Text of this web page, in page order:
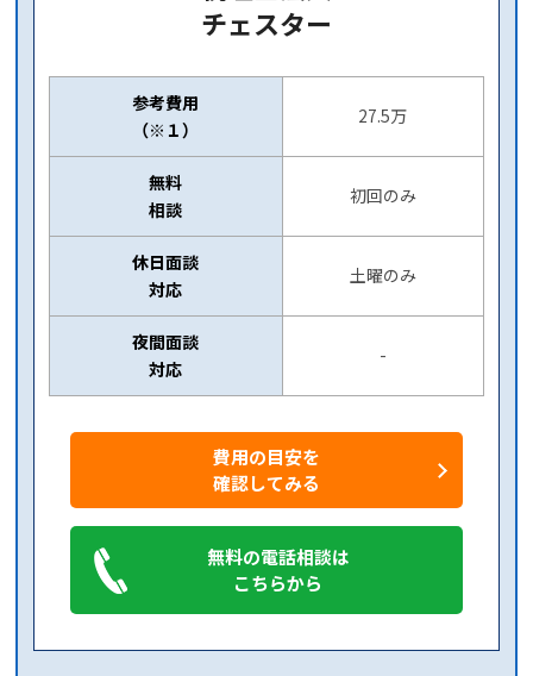
チェスター
参考費用
（※１）
27.5万
無料
相談
初回のみ
休日面談
対応
土曜のみ
夜間面談
対応
-
費用の目安を
確認してみる
無料の電話相談は
こちらから